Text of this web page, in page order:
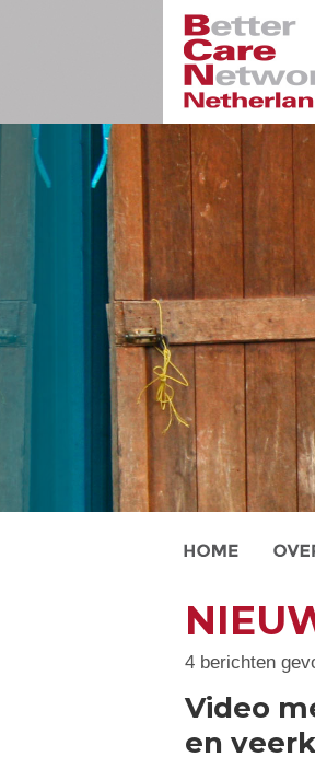
4 berichten
Video
en